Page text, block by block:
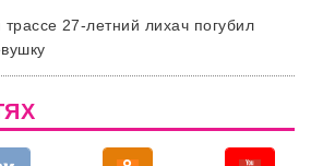
27-летний лихач погубил